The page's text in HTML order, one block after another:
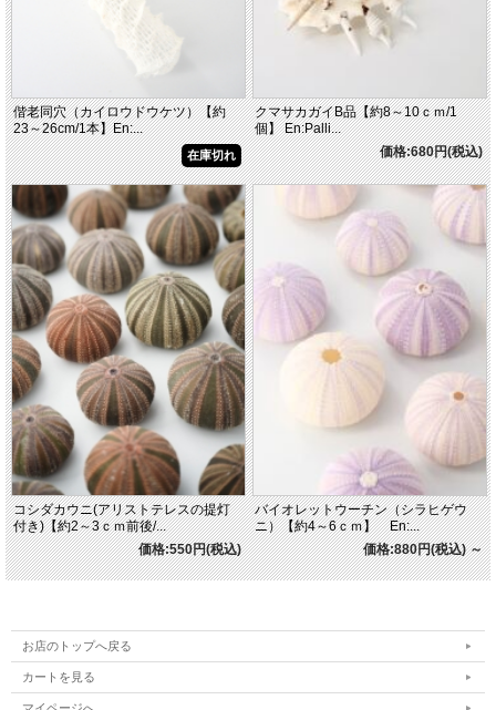
偕老同穴（カイロウドウケツ）【約
23～26cm/1本】En:...
在庫切れ
クマサカガイB品【約8～10ｃｍ/1
個】 En:Palli...
価格:680円(税込)
コシダカウニ(アリストテレスの提灯
付き)【約2～3ｃｍ前後/...
価格:550円(税込)
バイオレットウーチン（シラヒゲウ
ニ）【約4～6ｃｍ】 En:...
価格:880円(税込)～
お店のトップへ戻る
カートを見る